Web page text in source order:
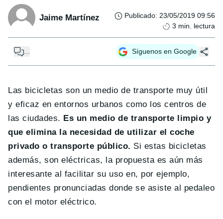
Jaime Martínez Publicado: 23/05/2019 09:56
3 min. lectura
... Síguenos en Google
Las bicicletas son un medio de transporte muy útil
y eficaz en entornos urbanos como los centros de
las ciudades. Es un medio de transporte limpio y
que elimina la necesidad de utilizar el coche
privado o transporte público. Si estas bicicletas
además, son eléctricas, la propuesta es aún más
interesante al facilitar su uso en, por ejemplo,
pendientes pronunciadas donde se asiste al pedaleo
con el motor eléctrico.